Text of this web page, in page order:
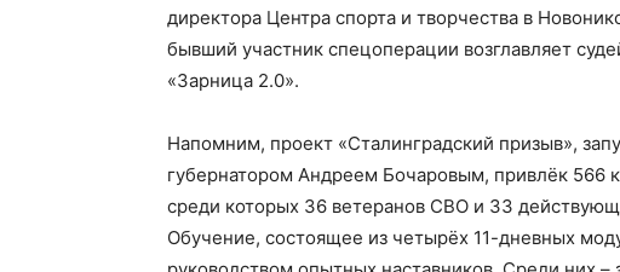
директора Центра спорта и творчества в
бывший участник спецоперации возглавляет
«Зарница 2.0».
Напомним, проект «Сталинградский призыв»,
губернатором Андреем Бочаровым, привлёк 566
среди которых 36 ветеранов СВО и 33
Обучение, состоящее из четырёх 11-дневных